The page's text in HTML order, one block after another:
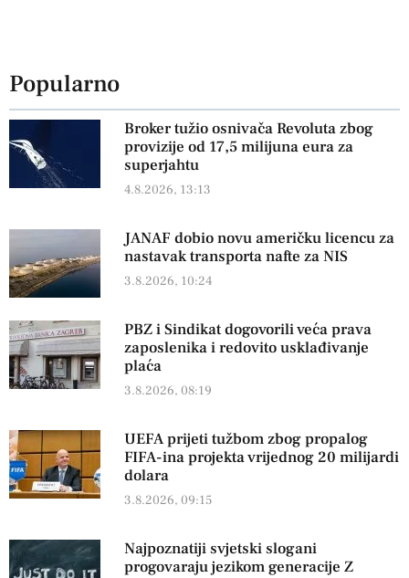
Popularno
Broker tužio osnivača Revoluta zbog
provizije od 17,5 milijuna eura za
superjahtu
4.8.2026, 13:13
JANAF dobio novu američku licencu za
nastavak transporta nafte za NIS
3.8.2026, 10:24
PBZ i Sindikat dogovorili veća prava
zaposlenika i redovito usklađivanje
plaća
3.8.2026, 08:19
UEFA prijeti tužbom zbog propalog
FIFA-ina projekta vrijednog 20 milijardi
dolara
3.8.2026, 09:15
Najpoznatiji svjetski slogani
progovaraju jezikom generacije Z